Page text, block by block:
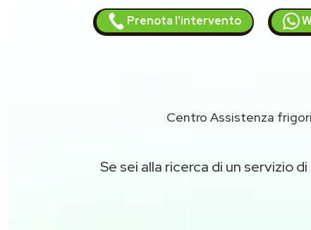
Prenota l'intervento
Centro Assistenza
Se sei alla ricerca di un servizio di